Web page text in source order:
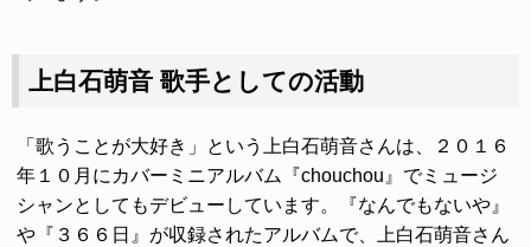
上白石萌音 歌手としての活動
「歌うことが大好き」という上白石萌音さんは、２０１６
年１０月にカバーミニアルバム『chouchou』でミュージ
シャンとしてもデビューしています。『なんでもないや』
や『３６６日』が収録されたアルバムで、上白石萌音さん